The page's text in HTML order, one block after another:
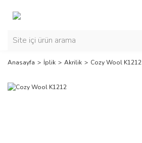
Anasayfa İplik Akrilik Cozy Wool K1212